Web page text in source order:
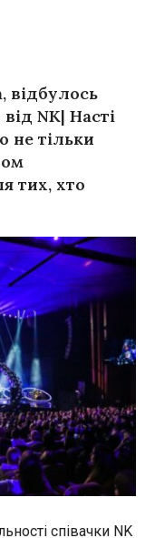
відбулось
NK| Насті
не тільки
тих, хто
співачки NK